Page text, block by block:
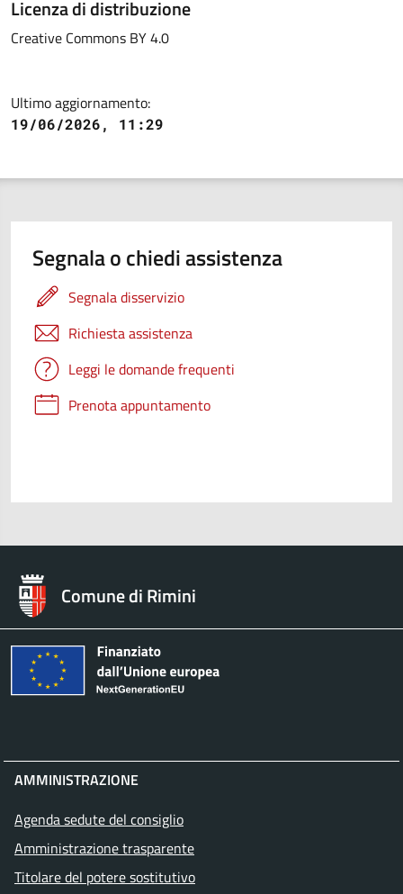
Licenza di distribuzione
Creative Commons BY 4.0
Ultimo aggiornamento:
19/06/2026, 11:29
Segnala o chiedi assistenza
Segnala disservizio
Richiesta assistenza
Leggi le domande frequenti
Prenota appuntamento
Comune di Rimini
AMMINISTRAZIONE
Agenda sedute del consiglio
Amministrazione trasparente
Titolare del potere sostitutivo